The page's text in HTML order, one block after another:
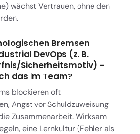
wächst Vertrauen, ohne den
Bremsen
DevOps (z. B.
Sicherheitsmotiv) –
das im Team?
blockieren oft
Angst vor Schuldzuweisung
Zusammenarbeit. Wirksam
eine Lernkultur (Fehler als